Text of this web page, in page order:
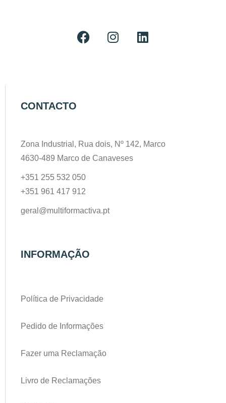
CONTACTO
Zona Industrial, Rua dois, Nº 142, Marco
4630-489 Marco de Canaveses
+351 255 532 050
+351 961 417 912
geral@multiformactiva.pt
INFORMAÇÃO
Política de Privacidade
Pedido de Informações
Fazer uma Reclamação
Livro de Reclamações